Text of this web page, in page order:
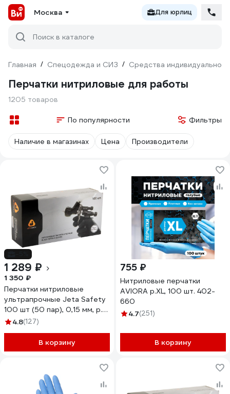
Москва Для юрлиц
Поиск в каталоге
Главная / Спецодежда и СИЗ / Средства индивидуальной
Перчатки нитриловые для работы
1205 товаров
По популярности Фильтры
Наличие в магазинах Цена Производители
1 289 ₽
1 350 ₽
Перчатки нитриловые
ультрапрочные Jeta Safety
100 шт (50 пар), 0,15 мм, р.
10/XL JSN910
4.8(127)
В корзину
755 ₽
Нитриловые перчатки
AVIORA р.XL, 100 шт. 402-
660
4.7(251)
В корзину